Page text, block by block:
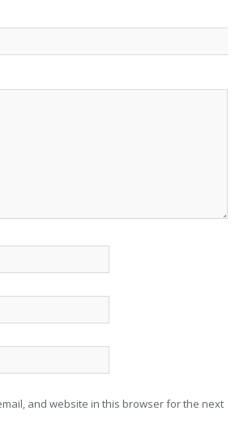
and website in this browser for the next